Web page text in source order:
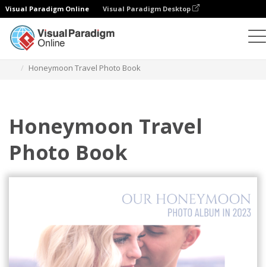
Visual Paradigm Online Visual Paradigm Desktop
Honeymoon Travel Photo Book
Honeymoon Travel
Photo Book